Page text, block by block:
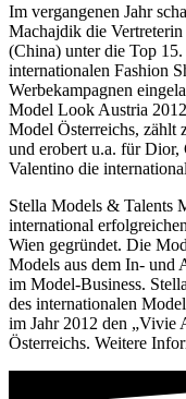
Im vergangenen Jahr
Machajdik die
(China) unter die Top
internationalen Fashion
Werbekampagnen
Model Look Austria
Model Österreichs, zählt
und erobert u.a. für
Valentino die
Stella Models & Talents
international
Wien gegründet. Die
Models aus dem In- und
im Model-Business.
des internationalen
im Jahr 2012 den „Vivie
Österreichs. Weitere